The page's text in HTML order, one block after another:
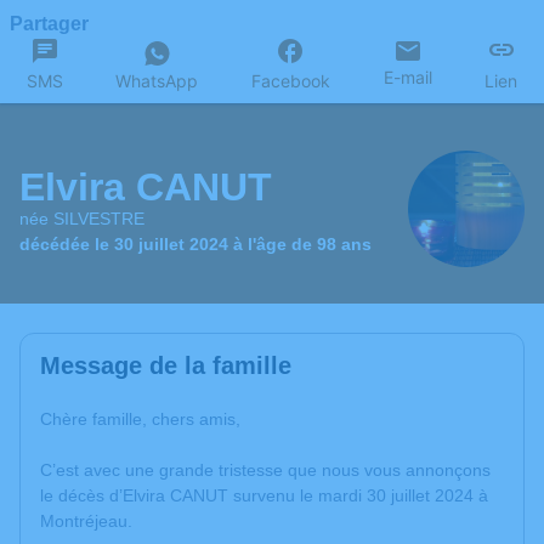
Partager
SMS WhatsApp Facebook E-mail Lien
Elvira CANUT
née SILVESTRE
décédée le 30 juillet 2024 à l'âge de 98 ans
Message de la famille
Chère famille, chers amis,
C’est avec une grande tristesse que nous vous annonçons
le décès d’Elvira CANUT survenu le mardi 30 juillet 2024 à
Montréjeau.